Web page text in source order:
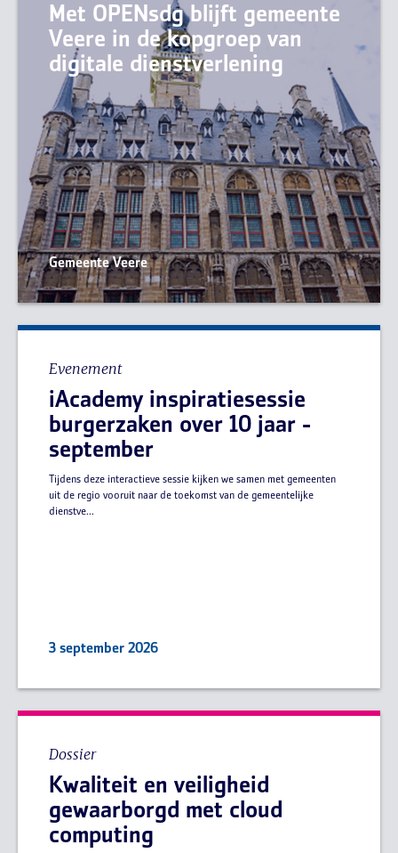
Met OPENsdg blijft gemeente
Veere in de kopgroep van
digitale dienstverlening
Gemeente Veere
Evenement
iAcademy inspiratiesessie
burgerzaken over 10 jaar -
september
Tijdens deze interactieve sessie kijken we samen met gemeenten
uit de regio vooruit naar de toekomst van de gemeentelijke
dienstve...
3 september 2026
Dossier
Kwaliteit en veiligheid
gewaarborgd met cloud
computing